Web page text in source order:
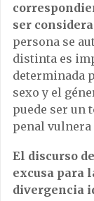
ser
persona se
distinta es
determinada
sexo y el
puede ser un
penal
El discurso
excusa para
divergencia